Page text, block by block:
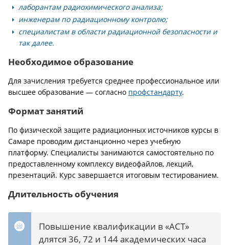
лаборантам радиохимического анализа;
инженерам по радиационному контролю;
специалистам в области радиационной безопасности и
так далее.
Необходимое образование
Для зачисления требуется среднее профессиональное или
высшее образование — согласно профстандарту.
Формат занятий
По физической защите радиационных источников курсы в
Самаре проводим дистанционно через учебную
платформу. Специалисты занимаются самостоятельно по
предоставленному комплексу видеофайлов, лекций,
презентаций. Курс завершается итоговым тестированием.
Длительность обучения
Повышение квалификации в «АСТ»
длятся 36, 72 и 144 академических часа